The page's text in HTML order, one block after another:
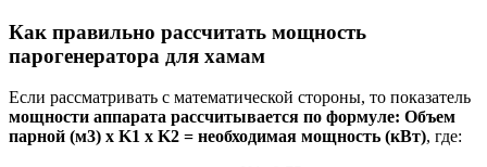
Как правильно рассчитать мощность
парогенератора для хамам
Если рассматривать с математической стороны, то показатель
мощности аппарата рассчитывается по формуле: Объем
парной (м3) x K1 x K2 = необходимая мощность (кВт), где: